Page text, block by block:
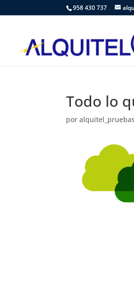
958 430 737
Todo lo
poralquitel_pruebas